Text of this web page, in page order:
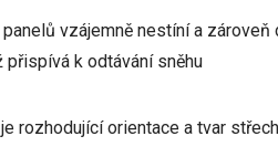
vzájemně nestíní a zároveň
k odtávání sněhu
rozhodující orientace a tvar